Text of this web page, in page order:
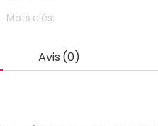
Mots clés:
Avis (0)